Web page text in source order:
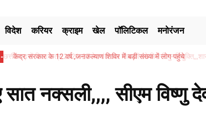
विदेश करियर क्राइम खेल पॉलिटिकल मनोरंजन
केंद्र सरकार के 12 वर्ष ,जनकल्याण शिविर में बड़ी संख्या में लोग पहुंचे
नक्सली,,,, सीएम विष्णु